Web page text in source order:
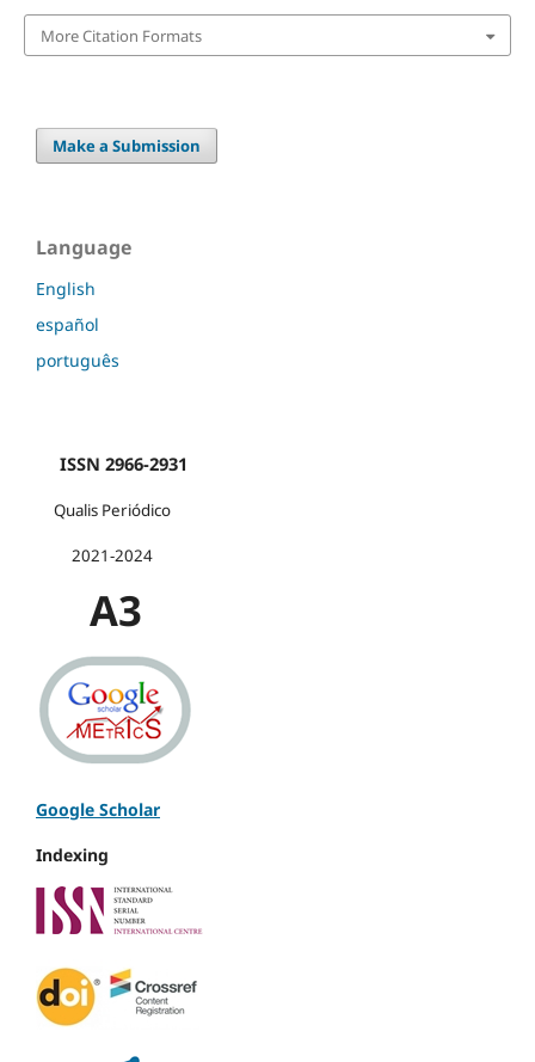
More Citation Formats
Make a Submission
Language
English
español
português
ISSN 2966-2931
Qualis Periódico
2021-2024
A3
Google Scholar
Indexing